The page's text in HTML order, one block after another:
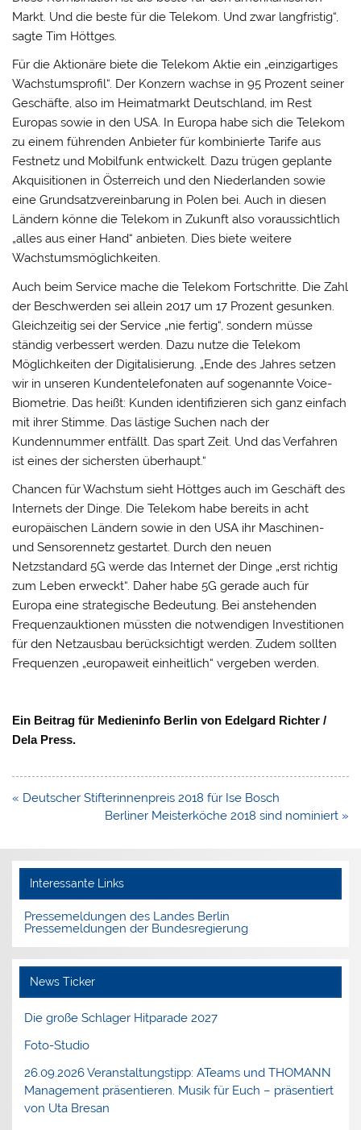
Markt. Und die beste für die Telekom. Und zwar langfristig“,
sagte Tim Höttges.
Für die Aktionäre biete die Telekom Aktie ein „einzigartiges
Wachstumsprofil“. Der Konzern wachse in 95 Prozent seiner
Geschäfte, also im Heimatmarkt Deutschland, im Rest
Europas sowie in den USA. In Europa habe sich die Telekom
zu einem führenden Anbieter für kombinierte Tarife aus
Festnetz und Mobilfunk entwickelt. Dazu trügen geplante
Akquisitionen in Österreich und den Niederlanden sowie
eine Grundsatzvereinbarung in Polen bei. Auch in diesen
Ländern könne die Telekom in Zukunft also voraussichtlich
„alles aus einer Hand“ anbieten. Dies biete weitere
Wachstumsmöglichkeiten.
Auch beim Service mache die Telekom Fortschritte. Die Zahl
der Beschwerden sei allein 2017 um 17 Prozent gesunken.
Gleichzeitig sei der Service „nie fertig“, sondern müsse
ständig verbessert werden. Dazu nutze die Telekom
Möglichkeiten der Digitalisierung. „Ende des Jahres setzen
wir in unseren Kundentelefonaten auf sogenannte Voice-
Biometrie. Das heißt: Kunden identifizieren sich ganz einfach
mit ihrer Stimme. Das lästige Suchen nach der
Kundennummer entfällt. Das spart Zeit. Und das Verfahren
ist eines der sichersten überhaupt.“
Chancen für Wachstum sieht Höttges auch im Geschäft des
Internets der Dinge. Die Telekom habe bereits in acht
europäischen Ländern sowie in den USA ihr Maschinen-
und Sensorennetz gestartet. Durch den neuen
Netzstandard 5G werde das Internet der Dinge „erst richtig
zum Leben erweckt“. Daher habe 5G gerade auch für
Europa eine strategische Bedeutung. Bei anstehenden
Frequenzauktionen müssten die notwendigen Investitionen
für den Netzausbau berücksichtigt werden. Zudem sollten
Frequenzen „europaweit einheitlich“ vergeben werden.
Ein Beitrag für Medieninfo Berlin von Edelgard Richter /
Dela Press.
Beitragsnavigation
« Deutscher Stifterinnenpreis 2018 für Ise Bosch
Berliner Meisterköche 2018 sind nominiert »
Interessante Links
Pressemeldungen des Landes Berlin
Pressemeldungen der Bundesregierung
News Ticker
Die große Schlager Hitparade 2027
Foto-Studio
26.09.2026 Veranstaltungstipp: ATeams und THOMANN
Management präsentieren. Musik für Euch – präsentiert
von Uta Bresan